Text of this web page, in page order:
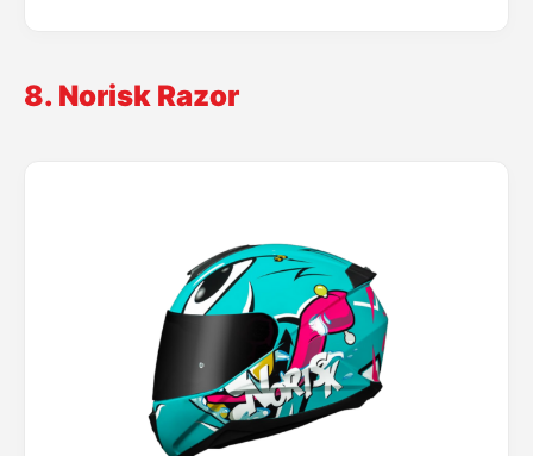
8. Norisk Razor